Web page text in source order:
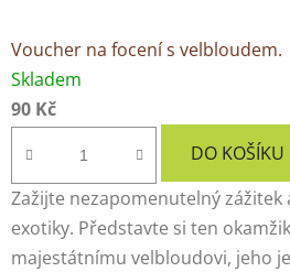
Voucher na focení s velbloudem.
Skladem
90 Kč
DO KOŠÍKU
Zažijte nezapomenutelný zážitek
exotiky. Představte si ten
majestátnímu velbloudovi, jeho